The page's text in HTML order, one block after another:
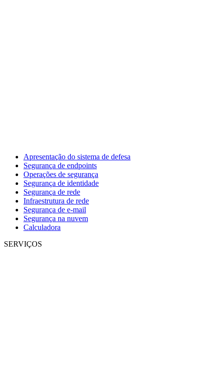
Apresentação do sistema de defesa
Segurança de endpoints
Operações de segurança
Segurança de identidade
Segurança de rede
Infraestrutura de rede
Segurança de e-mail
Segurança na nuvem
Calculadora
SERVIÇOS